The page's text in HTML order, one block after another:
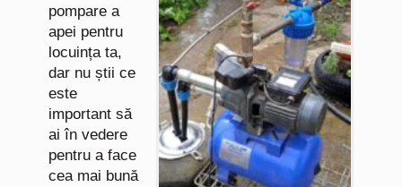
pompare a
apei pentru
locuința ta,
dar nu știi ce
este
important să
ai în vedere
pentru a face
cea mai bună